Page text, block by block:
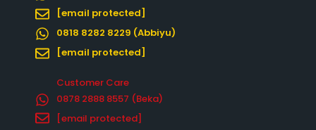
k
-
f
[email protected]
0818 8282 8229 (Abbiyu)
[email protected]
Customer Care
0878 2888 8557‬ (Beka)
[email protected]